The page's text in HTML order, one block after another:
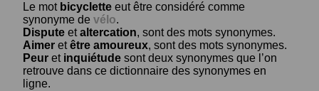
Le mot bicyclette eut être considéré comme
synonyme de vélo.
Dispute etaltercation, sont des mots synonymes.
Aimer etêtre amoureux, sont des mots synonymes.
Peur et inquiétude sont deux synonymes que l’on
retrouve dans ce dictionnaire des synonymes en
ligne.